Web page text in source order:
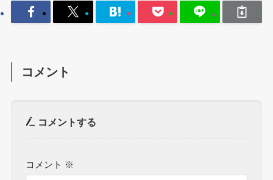
コメント
コメントする
コメント ※